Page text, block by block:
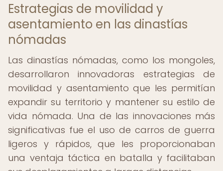
Estrategias de movilidad y
asentamiento en las dinastías
nómadas
Las dinastías nómadas, como los mongoles,
desarrollaron innovadoras estrategias de
movilidad y asentamiento que les permitían
expandir su territorio y mantener su estilo de
vida nómada. Una de las innovaciones más
significativas fue el uso de carros de guerra
ligeros y rápidos, que les proporcionaban
una ventaja táctica en batalla y facilitaban